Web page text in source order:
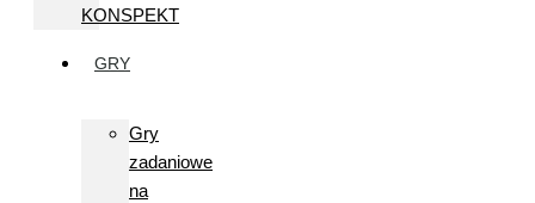
KONSPEKT
GRY
Gry
zadaniowe
na